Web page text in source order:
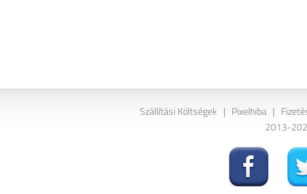
Szállítási Költségek | Pixelhiba |
2013-